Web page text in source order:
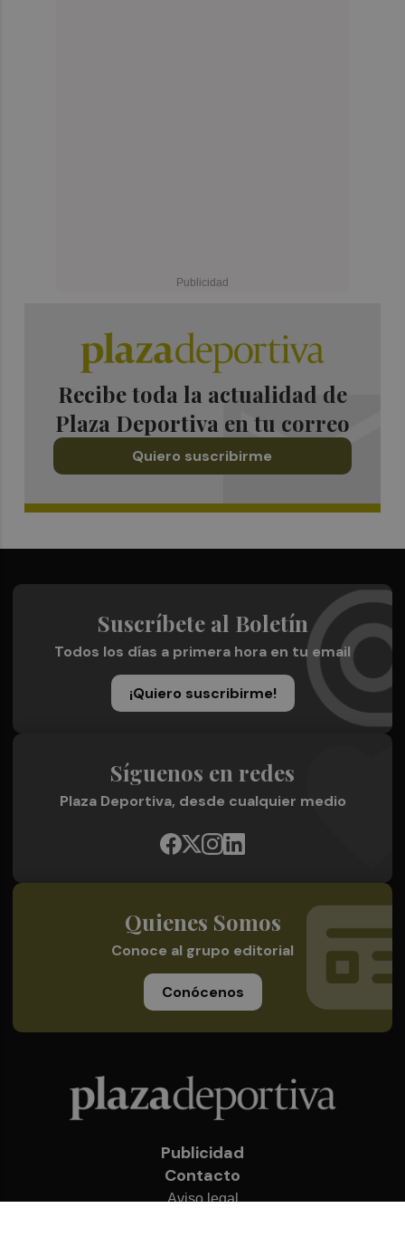
Recibe toda la actualidad de
Plaza Deportiva en tu correo
Quiero suscribirme
Suscríbete al Boletín
Todos los días a primera hora en tu email
¡Quiero suscribirme!
Síguenos en redes
Plaza Deportiva, desde cualquier medio
Quienes Somos
Conoce al grupo editorial
Conócenos
Publicidad
Contacto
Aviso legal